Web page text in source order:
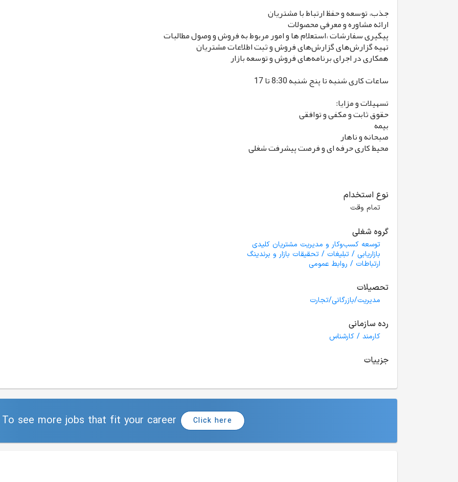
جذب، توسعه و حفظ ارتباط با مشتریان
ارائه مشاوره و معرفی محصولات
پیگیری سفارشات ،استعلام ها و امور مربوط به فروش و وصول مطالبات
تهیه گزارش‌های گزارش‌های فروش ‌و ثبت اطلاعات مشتریان
همکاری در اجرای برنامه‌های فروش و توسعه بازار
ساعات کاری شنبه تا پنج شنبه 8:30 تا 17
تسهیلات و مزایا:
حقوق ثابت و مکفی و توافقی
بیمه
صبحانه و ناهار
محیط کاری حرفه ای و فرصت پیشرفت شغلی
نوع استخدام
تمام وقت
گروه شغلی
توسعه کسب‌وکار و مدیریت مشتریان کلیدی
بازاریابی / تبلیغات / تحقیقات بازار و برندینگ
ارتباطات / روابط عمومی
تحصیلات
مدیریت/بازرگانی/تجارت
رده سازمانی
کارمند / کارشناس
جزییات
To see more jobs that fit your career Click here